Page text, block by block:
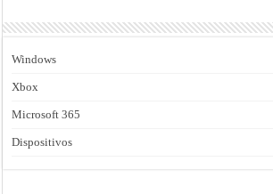
Windows
Xbox
Microsoft 365
Dispositivos